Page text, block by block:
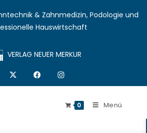
& Zahnmedizin, Podologie und
Hauswirtschaft
VERLAG NEUER MERKUR
0 Menü